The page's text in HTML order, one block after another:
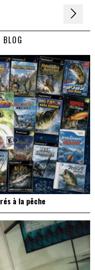
à la pêche